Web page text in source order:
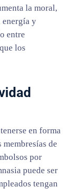
la moral,
energía y
entre
los
en forma
de
por
puede ser
tengan